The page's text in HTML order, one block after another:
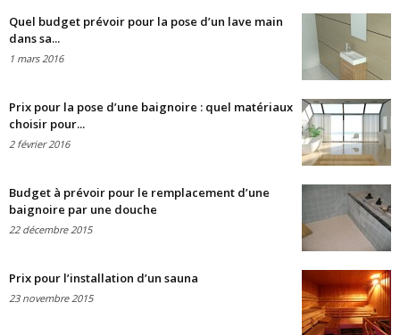
Quel budget prévoir pour la pose d’un lave main
dans sa...
1 mars 2016
Prix pour la pose d’une baignoire : quel matériaux
choisir pour...
2 février 2016
Budget à prévoir pour le remplacement d’une
baignoire par une douche
22 décembre 2015
Prix pour l’installation d’un sauna
23 novembre 2015